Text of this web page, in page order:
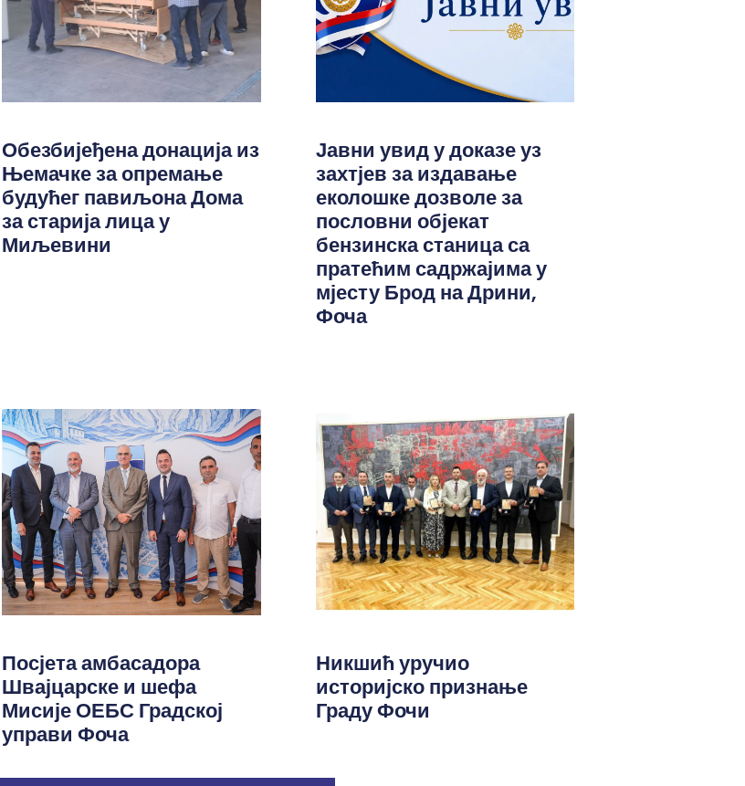
Обезбијеђена донација из
Њемачке за опремање
будућег павиљона Дома
за старија лица у
Миљевини
Јавни увид у доказе уз
захтјев за издавање
еколошке дозволе за
пословни објекат
бензинска станица са
пратећим садржајима у
мјесту Брод на Дрини,
Фоча
Посјета амбасадора
Швајцарске и шефа
Мисије ОЕБС Градској
управи Фоча
Никшић уручио
историјско признање
Граду Фочи